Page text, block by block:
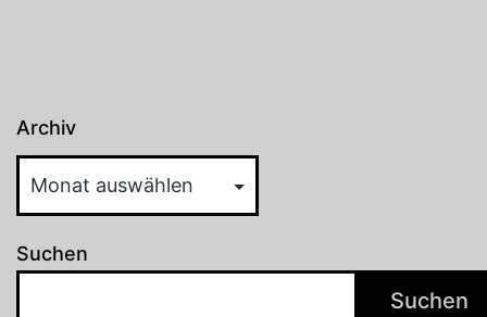
Archiv
Suchen
Suchen